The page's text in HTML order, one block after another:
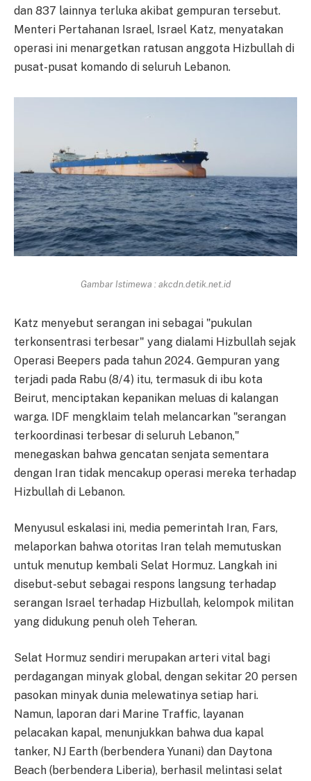
dan 837 lainnya terluka akibat gempuran tersebut.
Menteri Pertahanan Israel, Israel Katz, menyatakan
operasi ini menargetkan ratusan anggota Hizbullah di
pusat-pusat komando di seluruh Lebanon.
Gambar Istimewa : akcdn.detik.net.id
Katz menyebut serangan ini sebagai "pukulan
terkonsentrasi terbesar" yang dialami Hizbullah sejak
Operasi Beepers pada tahun 2024. Gempuran yang
terjadi pada Rabu (8/4) itu, termasuk di ibu kota
Beirut, menciptakan kepanikan meluas di kalangan
warga. IDF mengklaim telah melancarkan "serangan
terkoordinasi terbesar di seluruh Lebanon,"
menegaskan bahwa gencatan senjata sementara
dengan Iran tidak mencakup operasi mereka terhadap
Hizbullah di Lebanon.
Menyusul eskalasi ini, media pemerintah Iran, Fars,
melaporkan bahwa otoritas Iran telah memutuskan
untuk menutup kembali Selat Hormuz. Langkah ini
disebut-sebut sebagai respons langsung terhadap
serangan Israel terhadap Hizbullah, kelompok militan
yang didukung penuh oleh Teheran.
Selat Hormuz sendiri merupakan arteri vital bagi
perdagangan minyak global, dengan sekitar 20 persen
pasokan minyak dunia melewatinya setiap hari.
Namun, laporan dari Marine Traffic, layanan
pelacakan kapal, menunjukkan bahwa dua kapal
tanker, NJ Earth (berbendera Yunani) dan Daytona
Beach (berbendera Liberia), berhasil melintasi selat